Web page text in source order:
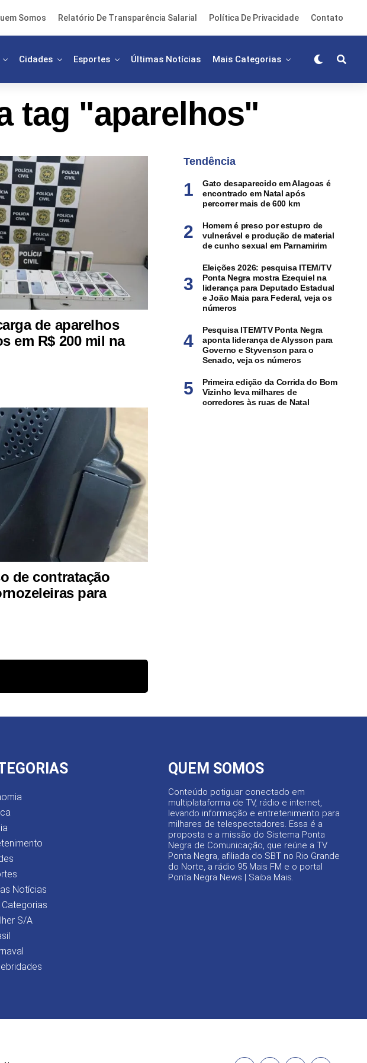
Somos Relatório De Transparência Salarial Política De Privacidade Contato
Cidades Esportes Últimas Notícias Mais Categorias
tag "aparelhos"
de aparelhos
em R$ 200 mil na
de contratação
para
Tendência
Gato desaparecido em Alagoas é
encontrado em Natal após
percorrer mais de 600 km
Homem é preso por estupro de
vulnerável e produção de material
de cunho sexual em Parnamirim
Eleições 2026: pesquisa ITEM/TV
Ponta Negra mostra Ezequiel na
liderança para Deputado Estadual
e João Maia para Federal, veja os
números
Pesquisa ITEM/TV Ponta Negra
aponta liderança de Alysson para
Governo e Styvenson para o
Senado, veja os números
Primeira edição da Corrida do Bom
Vizinho leva milhares de
corredores às ruas de Natal
Notícias
Categorias
S/A
QUEM SOMOS
Conteúdo potiguar conectado em
multiplataforma de TV, rádio e internet,
levando informação e entretenimento para
milhares de telespectadores. Essa é a
proposta e a missão do Sistema Ponta
Negra de Comunicação, que reúne a TV
Ponta Negra, afiliada do SBT no Rio Grande
do Norte, a rádio 95 Mais FM e o portal
Ponta Negra News | Saiba Mais.